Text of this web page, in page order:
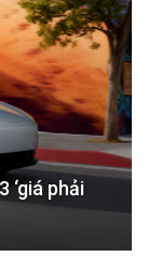
‘giá phải